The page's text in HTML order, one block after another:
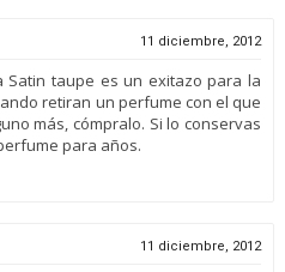
11 diciembre, 2012
Satin taupe es un exitazo para la
retiran un perfume con el que
más, cómpralo. Si lo conservas
para años.
11 diciembre, 2012